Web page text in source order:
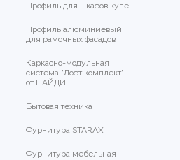
Профиль для шкафов купе
Профиль алюминиевый
для рамочных фасадов
Каркасно-модульная
система "Лофт комплект"
от НАЙДИ
Бытовая техника
Фурнитура STARAX
Фурнитура мебельная